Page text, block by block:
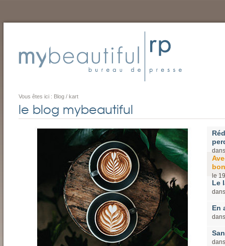
Vous êtes ici : Blog / kart
le blog mybeautiful
le 19
Le
En